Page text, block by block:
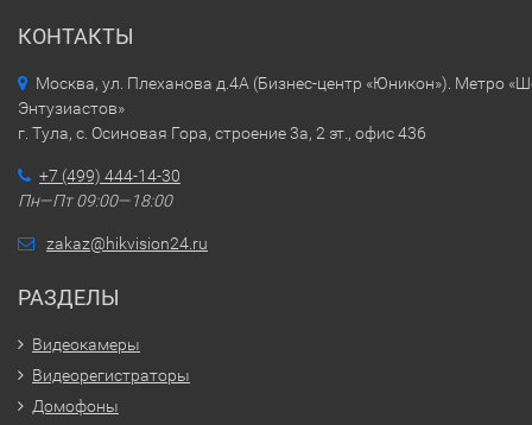
КОНТАКТЫ
Москва, ул. Плеханова д.4А (Бизнес-центр «Юникон»). Метро
Энтузиастов»
г. Тула, с. Осиновая Гора, строение 3а, 2 эт., офис 436
+7 (499) 444-14-30
Пн—Пт 09:00—18:00
zakaz@hikvision24.ru
РАЗДЕЛЫ
Видеокамеры
Видеорегистраторы
Домофоны